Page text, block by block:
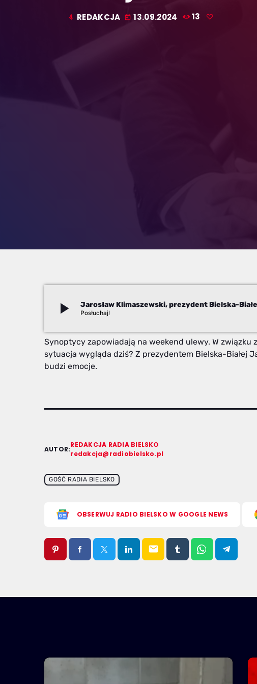
mic REDAKCJA today 13.09.2024 13
play_arrow Jarosław Klimaszewski, prezydent Bielska-
Synoptycy zapowiadają na weekend ulewy. W związku
sytuacja wygląda dziś? Z prezydentem Bielska-Białej
budzi emocje.
AUTOR:
REDAKCJA RADIA BIELSKO
redakcja@radiobielsko.pl
GOŚĆ RADIA BIELSKO
OBSERWUJ RADIO BIELSKO W GOOGLE NEWS
email